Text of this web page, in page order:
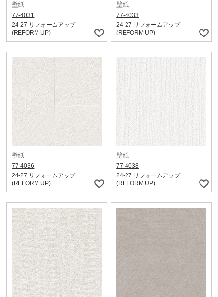
壁紙
77-4031
24-27 リフォームアップ
(REFORM UP)
壁紙
77-4033
24-27 リフォームアップ
(REFORM UP)
壁紙
77-4036
24-27 リフォームアップ
(REFORM UP)
壁紙
77-4038
24-27 リフォームアップ
(REFORM UP)